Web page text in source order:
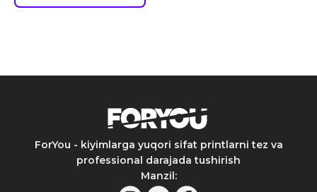
ForYou - kiyimlarga yuqori sifat printlarni tez va
professional darajada tushirish
Manzil: